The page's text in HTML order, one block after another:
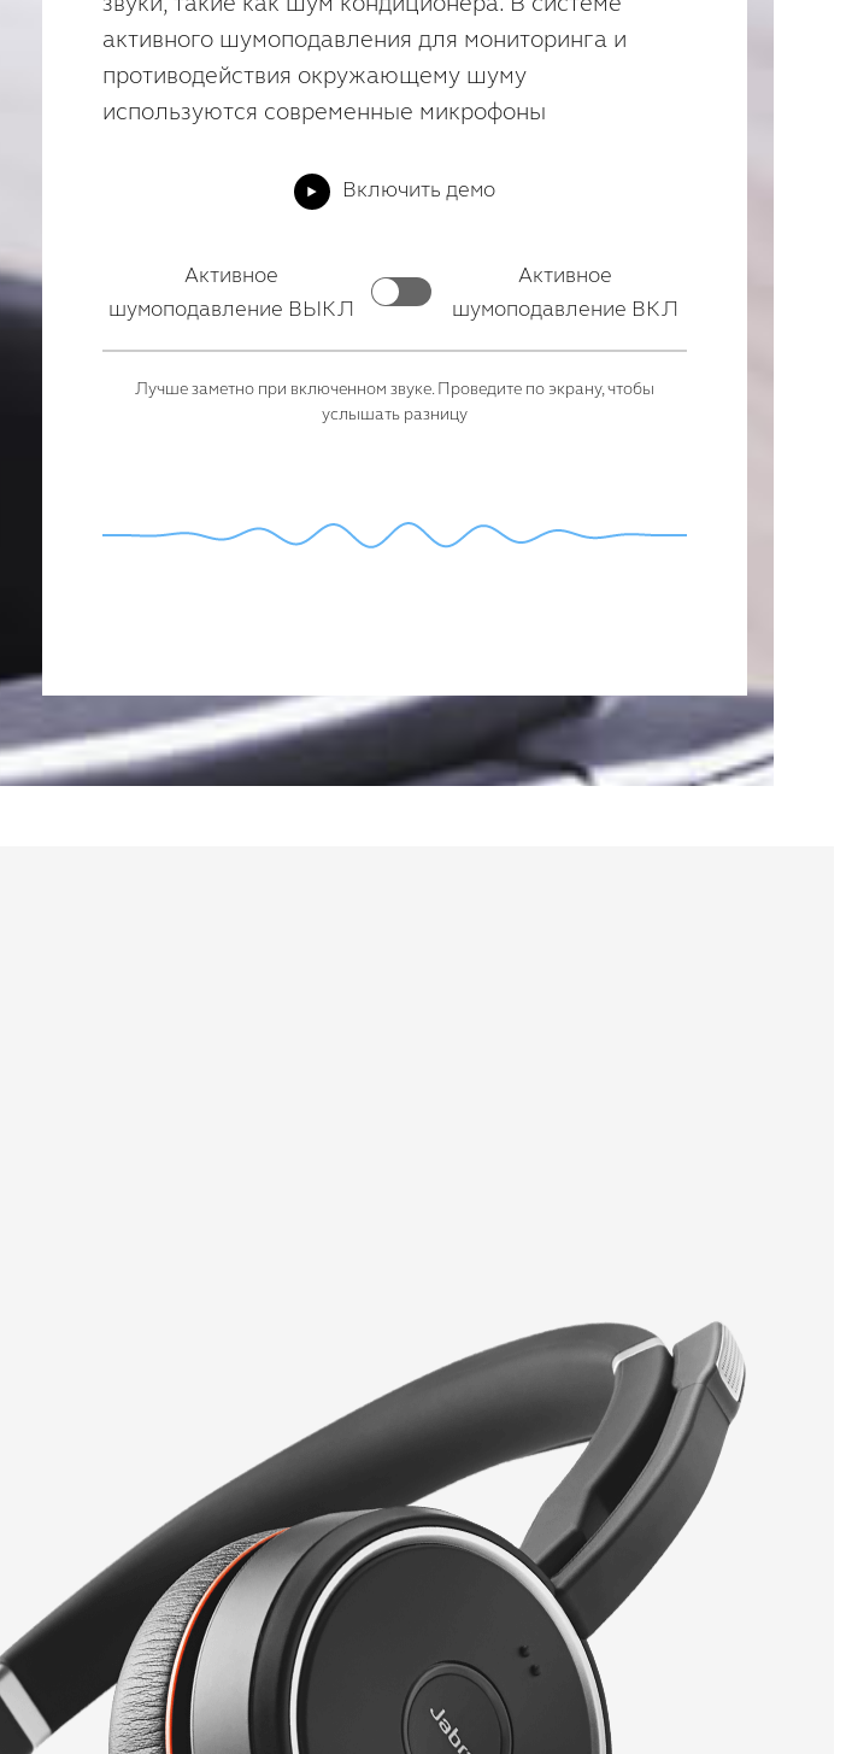
активного шумоподавления для мониторинга и
противодействия окружающему шуму
используются современные микрофоны
Включить демо
Активное
шумоподавление ВЫКЛ
Активное
шумоподавление ВКЛ
Лучше заметно при включенном звуке. Проведите по экрану, чтобы
услышать разницу